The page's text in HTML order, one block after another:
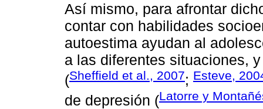
Así mismo, para afrontar
contar con habilidades
autoestima ayudan al
a las diferentes situaciones,
(Sheffield et al., 2007; Esteve,
de depresión (Latorre y